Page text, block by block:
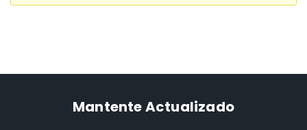
Mantente Actualizado